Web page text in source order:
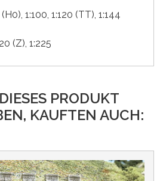
(H0), 1:100, 1:120 (TT), 1:144
(Z), 1:225
PRODUKT
KAUFTEN AUCH: